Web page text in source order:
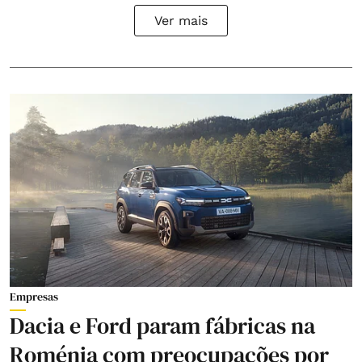
Ver mais
Empresas
Dacia e Ford param fábricas na
Roménia com preocupações por